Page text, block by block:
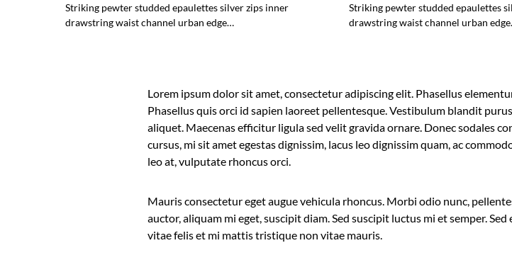
Striking pewter studded epaulettes silver zips inner
drawstring waist channel urban edge…
Striking pewter studded epaulettes
drawstring waist channel urban
Lorem ipsum dolor sit amet, consectetur adipiscing elit. Phasellus
Phasellus quis orci id sapien laoreet pellentesque. Vestibulum blandit
aliquet. Maecenas efficitur ligula sed velit gravida ornare. Donec sodales
cursus, mi sit amet egestas dignissim, lacus leo dignissim quam, ac
leo at, vulputate rhoncus orci.
Mauris consectetur eget augue vehicula rhoncus. Morbi odio nunc,
auctor, aliquam mi eget, suscipit diam. Sed suscipit luctus mi et semper.
vitae felis et mi mattis tristique non vitae mauris.